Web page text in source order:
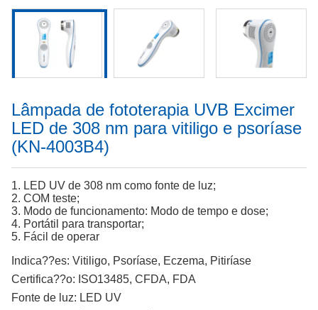
Lâmpada de fototerapia UVB Excimer
LED de 308 nm para vitiligo e psoríase
(KN-4003B4)
1. LED UV de 308 nm como fonte de luz;
2. COM teste;
3. Modo de funcionamento: Modo de tempo e dose;
4. Portátil para transportar;
5. Fácil de operar
Indica??es: Vitiligo, Psoríase, Eczema, Pitiríase
Certifica??o: ISO13485, CFDA, FDA
Fonte de luz: LED UV